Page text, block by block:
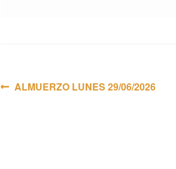
Navegación
Anterior:
ALMUERZO LUNES 29/06/2026